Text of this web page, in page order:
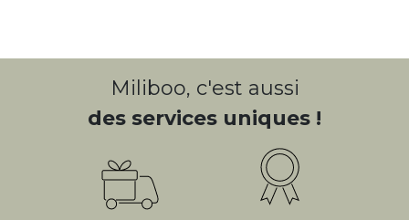
Miliboo, c'est aussi
des services uniques !